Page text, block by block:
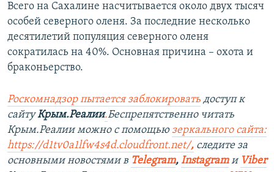
Всего на Сахалине насчитывается около двух тысяч
особей северного оленя. За последние несколько
десятилетий популяция северного оленя
сократилась на 40%. Основная причина – охота и
браконьерство.
Роскомнадзор пытается заблокировать доступ к
сайтуКрым.Реалии.Беспрепятственно читать
Крым.Реалии можно с помощью зеркального сайта:
https://d1tv0a1lfw4s4d.cloudfront.net/, следите за
основными новостями в Telegram, Instagramи Viber